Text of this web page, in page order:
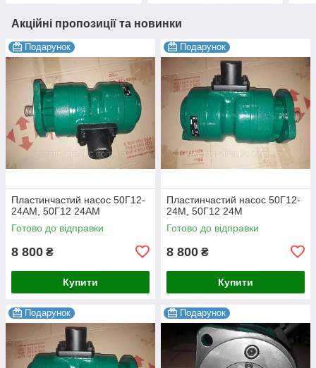
Акційні пропозиції та новинки
Подарунок
Пластинчастий насос 50Г12-
24АМ, 50Г12 24АМ
Готово до відправки
8 800 ₴
Купити
Подарунок
Пластинчастий насос 50Г12-
24М, 50Г12 24М
Готово до відправки
8 800 ₴
Купити
Подарунок Подарунок